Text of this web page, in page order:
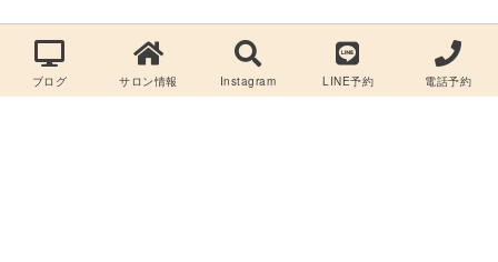
ブログ サロン情報 Instagram LINE予約 電話予約